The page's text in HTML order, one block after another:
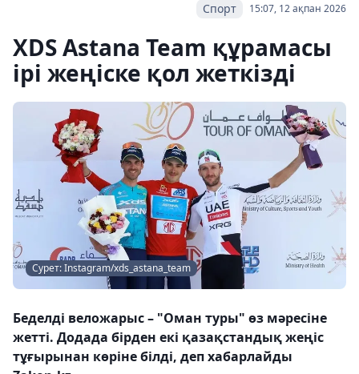
15:07, 12 ақпан 2026
Спорт
XDS Astana Team құрамасы
ірі жеңіске қол жеткізді
Сурет: Instagram/xds_astana_team
Беделді веложарыс – "Оман туры" өз мәресіне
жетті. Додада бірден екі қазақстандық жеңіс
тұғырынан көріне білді, деп хабарлайды